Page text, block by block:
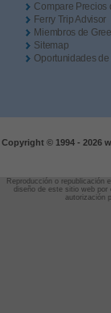
Compare Precios
Ferry Trip Advisor
Miembros de
Sitemap
Oportunidades
Copyright © 1994 - 2026
Reproducción o republicación
diseño de este sitio web por
autorización